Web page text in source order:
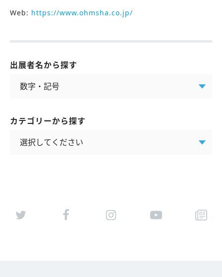
Web: https://www.ohmsha.co.jp/
出展者名から探す
カテゴリーから探す